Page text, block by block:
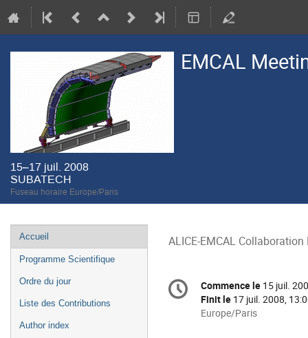
EMCAL
15–17 juil. 2008
SUBATECH
Fuseau horaire Europe/Paris
Menu
de
l'événement
Accueil
Programme Scientifique
Ordre du jour
Liste des Contributions
Author index
ALICE-EMCAL
Information
de
Date/Heure
Commence le 15 juil.
Finit le 17 juil. 2008,
Toutes
Europe/Paris